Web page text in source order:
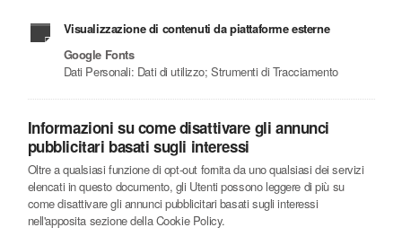
Visualizzazione di contenuti da piattaforme esterne
Google Fonts
Dati Personali: Dati di utilizzo; Strumenti di Tracciamento
Informazioni su come disattivare gli annunci
pubblicitari basati sugli interessi
Oltre a qualsiasi funzione di opt-out fornita da uno qualsiasi dei servizi
elencati in questo documento, gli Utenti possono leggere di più su
come disattivare gli annunci pubblicitari basati sugli interessi
nell'apposita sezione della Cookie Policy.